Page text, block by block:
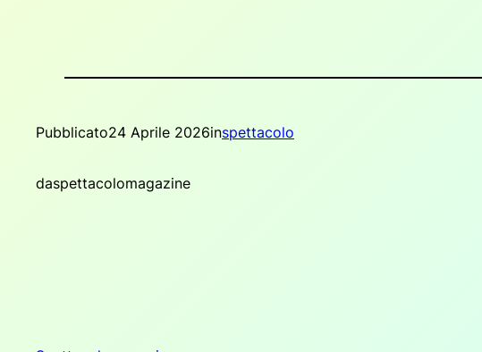
Pubblicato24 Aprile 2026inspettacolo
daspettacolomagazine